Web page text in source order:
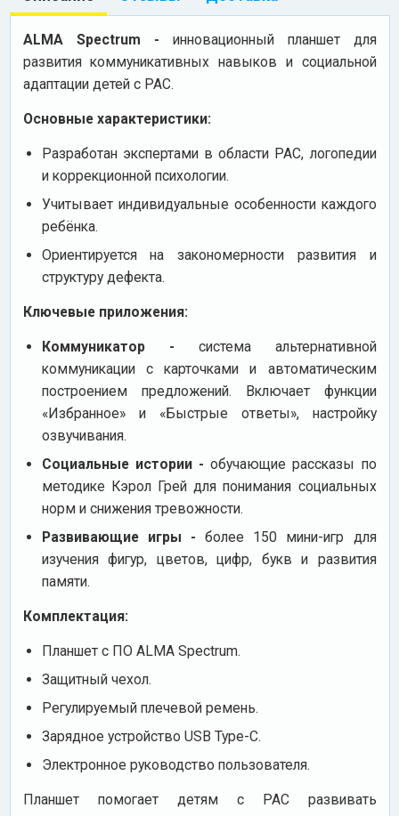
ALMA Spectrum - инновационный планшет для
развития коммуникативных навыков и социальной
адаптации детей с РАС.
Основные характеристики:
Разработан экспертами в области РАС, логопедии
и коррекционной психологии.
Учитывает индивидуальные особенности каждого
ребёнка.
Ориентируется на закономерности развития и
структуру дефекта.
Ключевые приложения:
Коммуникатор - система альтернативной
коммуникации с карточками и автоматическим
построением предложений. Включает функции
«Избранное» и «Быстрые ответы», настройку
озвучивания.
Социальные истории -обучающие рассказы по
методике Кэрол Грей для понимания социальных
норм и снижения тревожности.
Развивающие игры - более 150 мини-игр для
изучения фигур, цветов, цифр, букв и развития
памяти.
Комплектация:
Планшет с ПО ALMA Spectrum.
Защитный чехол.
Регулируемый плечевой ремень.
Зарядное устройство USB Type-C.
Электронное руководство пользователя.
Планшет помогает детям с РАС развивать